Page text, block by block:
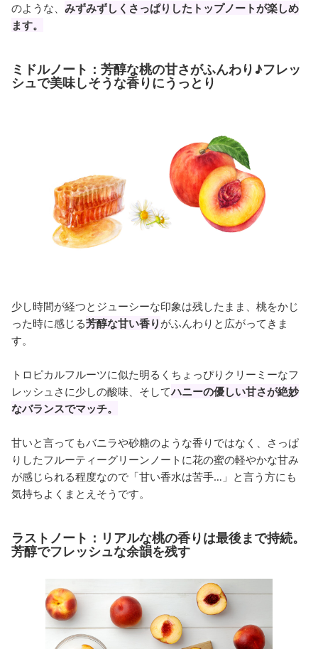
のような、 みずみずしくさっぱりしたトップノートが楽しめ
ます。
ミドルノート：芳醇な桃の甘さがふんわり♪フレッ
シュで美味しそうな香りにうっとり
少し時間が経つとジューシーな印象は残したまま、桃をかじ
った時に感じる芳醇な甘い香り がふんわりと広がってきま
す。
トロピカルフルーツに似た明るくちょっぴりクリーミーなフ
レッシュさに少しの酸味、そしてハニーの優しい甘さが絶妙
なバランスでマッチ。
甘いと言ってもバニラや砂糖のような香りではなく、さっぱ
りしたフルーティーグリーンノートに花の蜜の軽やかな甘み
が感じられる程度なので「甘い香水は苦手…」と言う方にも
気持ちよくまとえそうです。
ラストノート：リアルな桃の香りは最後まで持続。
芳醇でフレッシュな余韻を残す